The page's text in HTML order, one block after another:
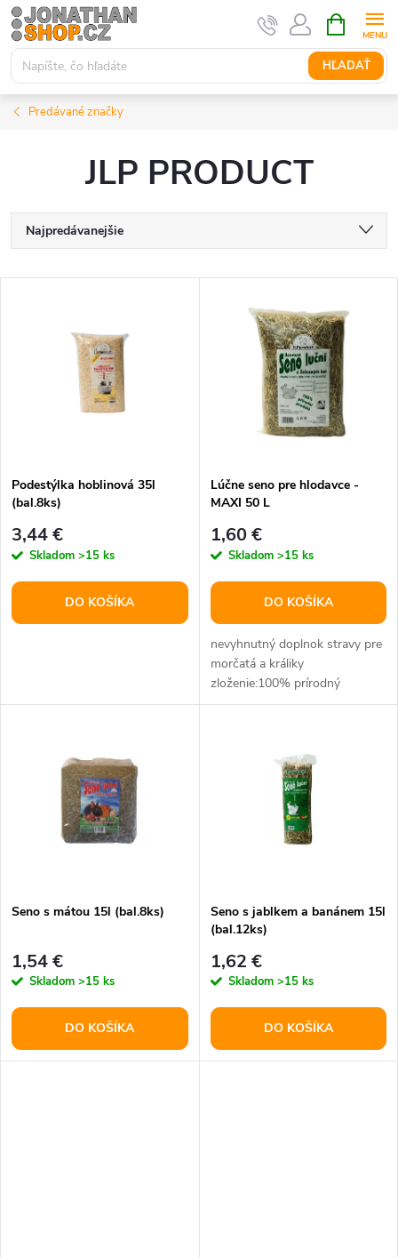
Prejsť
na
obsah
HĽADAŤ
KOŠÍK
Predávané značky
JLP PRODUCT
R
a
e
p
r
o
v
Najpredávanejšie
Abecedne
s
p
r
o
u
Podestýlka hoblinová 35l
(bal.8ks)
3,44 €
Skladom >15 ks
DO KOŠÍKA
Lúčne seno pre hlodavce -
MAXI 50 L
1,60 €
Skladom >15 ks
DO KOŠÍKA
nevyhnutný doplnok stravy pre
morčatá a králiky
zloženie:100% prírodný
produkt objem:50 l
Seno s mátou 15l (bal.8ks)
1,54 €
Skladom >15 ks
DO KOŠÍKA
Seno s jablkem a banánem 15l
(bal.12ks)
1,62 €
Skladom >15 ks
DO KOŠÍKA